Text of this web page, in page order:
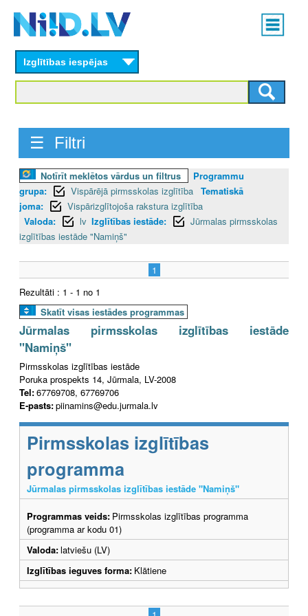
content
Main
menu
Izglītības iespējas
☰ Filtri
Notīrīt meklētos vārdus un filtrus
Programmu
grupa:
Vispārējā pirmsskolas izglītība Tematiskā
joma:
Vispārizglītojoša rakstura izglītība
Valoda:
lv Izglītības iestāde:
Jūrmalas pirmsskolas
izglītības iestāde "Namiņš"
1
Rezultāti : 1 - 1 no 1
Skatīt visas iestādes programmas
Jūrmalas pirmsskolas izglītības iestāde
"Namiņš"
Pirmsskolas izglītības iestāde
Poruka prospekts 14, Jūrmala, LV-2008
Tel:67769708, 67769706
E-pasts:piinamins@edu.jurmala.lv
Pirmsskolas izglītības
programma
Jūrmalas pirmsskolas izglītības iestāde "Namiņš"
Programmas veids: Pirmsskolas izglītības programma
(programma ar kodu 01)
Valoda:latviešu (LV)
Izglītības ieguves forma: Klātiene